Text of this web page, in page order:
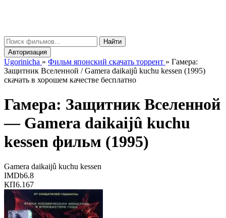
Найти
Авторизация
Ugorinicha » Фильм японский скачать торрент » Гамера:
Защитник Вселенной / Gamera daikaijû kuchu kessen (1995)
скачать в хорошем качестве бесплатно
Гамера: Защитник Вселенной
— Gamera daikaijû kuchu
kessen фильм (1995)
Gamera daikaijû kuchu kessen
IMDb6.8
КП6.167